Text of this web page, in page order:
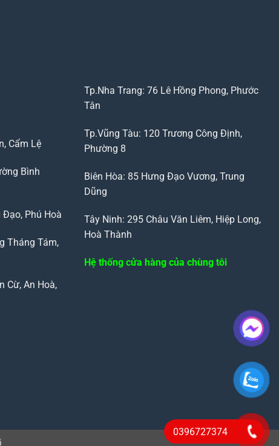
Cẩm Lệ
Bình
Phú Hoà
Tháng Tám,
Cừ, An Hoà,
Tp.Nha Trang: 76 Lê Hồng Phong, Phước
Tân
Tp.Vũng Tàu: 120 Trương Công Định,
Phường 8
Biên Hòa: 85 Hưng Đạo Vương, Trung
Dũng
Tây Ninh: 295 Châu Văn Liêm, Hiệp Long,
Hoà Thành
Hệ thống cửa hàng của chùng tôi
0396727374